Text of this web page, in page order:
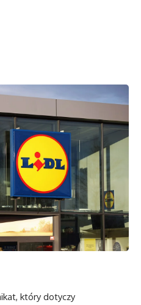
który dotyczy